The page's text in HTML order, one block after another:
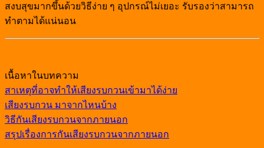
สงบสุขมากขึ้นด้วยวิธีง่าย ๆ อุปกรณ์ไม่เยอะ รับรองว่าสามารถ
ทำตามได้แน่นอน
เนื้อหาในบทความ
สาเหตุที่อาจทำให้เสียงรบกวนเข้ามาได้ง่าย
เสียงรบกวน มาจากไหนบ้าง
วิธีกันเสียงรบกวนจากภายนอก
สรุปเรื่องการกันเสียงรบกวนจากภายนอก